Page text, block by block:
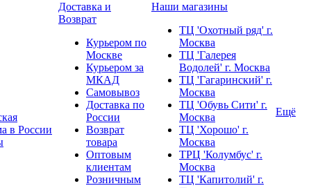
в России
Доставка и
Возврат
Курьером по
Москве
Курьером за
МКАД
Самовывоз
Доставка по
России
Возврат
товара
Оптовым
клиентам
Розничным
Наши магазины
ТЦ 'Охотный ряд' г.
Москва
ТЦ 'Галерея
Водолей' г. Москва
ТЦ 'Гагаринский' г.
Москва
ТЦ 'Обувь Сити' г.
Москва
ТЦ 'Хорошо' г.
Москва
ТРЦ 'Колумбус' г.
Москва
ТЦ 'Капитолий' г.
Ещё